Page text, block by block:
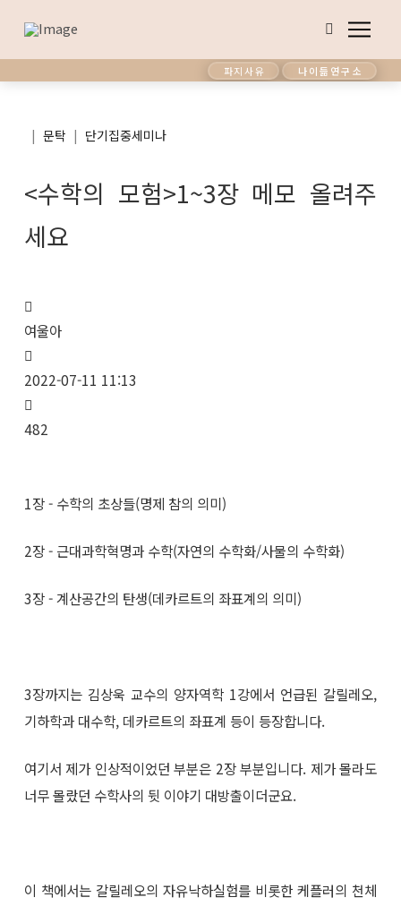
파지사유 나이듦연구소
| 문탁 | 단기집중세미나
<수학의 모험>1~3장 메모 올려주
세요
여울아
2022-07-11 11:13
482
1장 - 수학의 초상들(명제 참의 의미)
2장 - 근대과학혁명과 수학(자연의 수학화/사물의 수학화)
3장 - 계산공간의 탄생(데카르트의 좌표계의 의미)
3장까지는 김상욱 교수의 양자역학 1강에서 언급된 갈릴레오,
기하학과 대수학, 데카르트의 좌표계 등이 등장합니다.
여기서 제가 인상적이었던 부분은 2장 부분입니다. 제가 몰라도
너무 몰랐던 수학사의 뒷 이야기 대방출이더군요.
이 책에서는 갈릴레오의 자유낙하실험를 비롯한 케플러의 천체